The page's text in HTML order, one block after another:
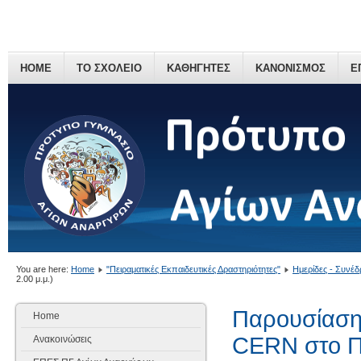
HOME ΤΟ ΣΧΟΛΕΙΟ ΚΑΘΗΓΗΤΕΣ ΚΑΝΟΝΙΣΜΟΣ
You are here: Home "Πειραματικές Εκπαιδευτικές Δραστηριότητες"
Ημερίδες -
2.00 μ.μ.)
Home
Ανακοινώσεις
Παρουσίαση
CERN στο